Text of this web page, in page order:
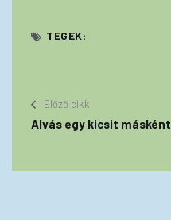
TEGEK:
Előző cikk
Alvás egy kicsit másként